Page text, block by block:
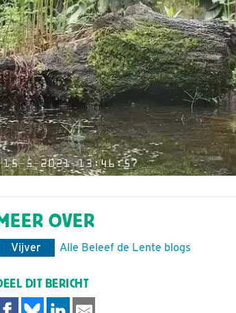
OVER
Vijver Alle Beleef de Lente blogs
DIT BERICHT